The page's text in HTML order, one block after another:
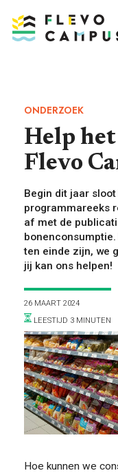
VOOR WIE
ONDERZOEK
Help
Flevo
Begin dit jaar
programmareeks
af met de
ten einde zijn, we
jij kan ons helpen!
26 MAART 2024
LEESTIJD 3 MINUTEN
Hoe kunnen we